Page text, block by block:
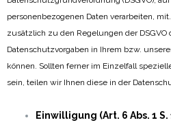
personenbezogenen Daten verarbeiten,
zusätzlich zu den Regelungen der DSGVO
Datenschutzvorgaben in Ihrem bzw.
können. Sollten ferner im Einzelfall
sein, teilen wir Ihnen diese in der
Einwilligung (Art. 6 Abs. 1 S.